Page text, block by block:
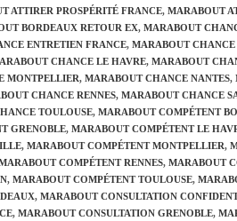
ATTIRER PROSPÉRITÉ FRANCE, MARABOUT
BORDEAUX RETOUR EX, MARABOUT
ENTRETIEN FRANCE, MARABOUT
CHANCE LE HAVRE, MARABOUT
MONTPELLIER, MARABOUT CHANCE NANTES,
CHANCE RENNES, MARABOUT CHANCE
TOULOUSE, MARABOUT COMPÉTENT
GRENOBLE, MARABOUT COMPÉTENT LE
, MARABOUT COMPÉTENT MONTPELLIER,
COMPÉTENT RENNES, MARABOUT
, MARABOUT COMPÉTENT TOULOUSE,
, MARABOUT CONSULTATION
, MARABOUT CONSULTATION GRENOBLE,